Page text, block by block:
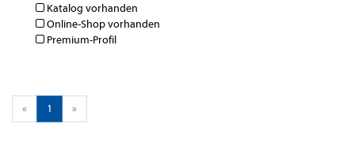
Katalog vorhanden
Online-Shop vorhanden
Premium-Profil
« 1 »